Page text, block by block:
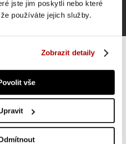
jste jim poskytli nebo které
používáte jejich služby.
Zobrazit detaily
vše
pogumovaná činka, 15 kg
27 %